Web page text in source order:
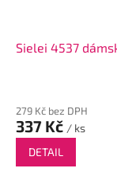
Sielei 4537
279 Kč bez DPH
337 Kč / ks
DETAIL